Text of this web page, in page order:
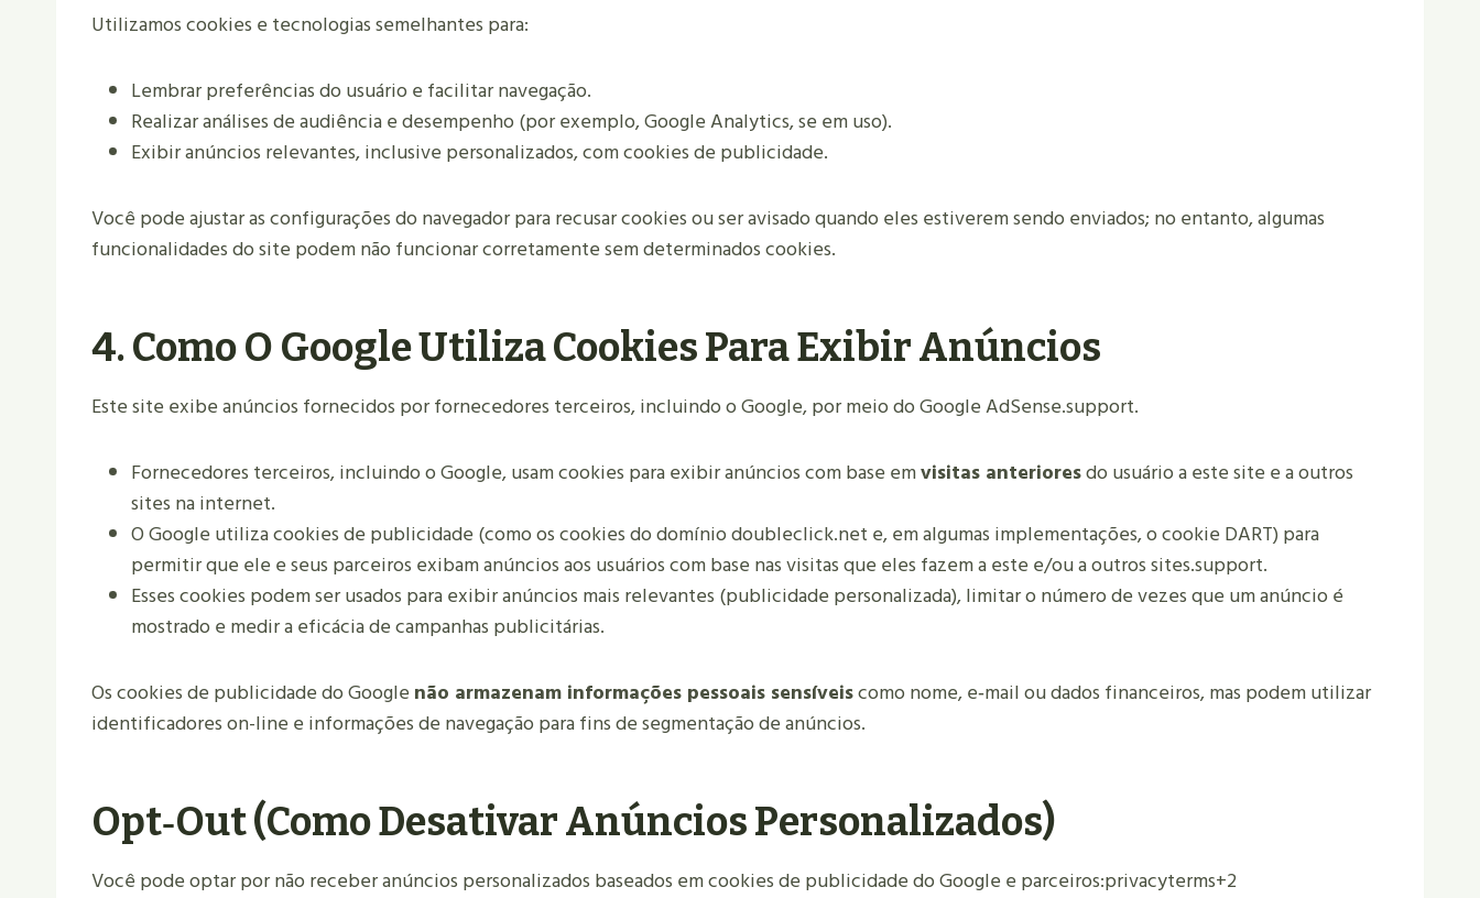
Utilizamos cookies e tecnologias semelhantes para:
Lembrar preferências do usuário e facilitar navegação.
Realizar análises de audiência e desempenho (por exemplo, Google Analytics, se em uso).
Exibir anúncios relevantes, inclusive personalizados, com cookies de publicidade.
Você pode ajustar as configurações do navegador para recusar cookies ou ser avisado quando eles estiverem sendo enviados; no entanto, algumas
funcionalidades do site podem não funcionar corretamente sem determinados cookies.
4. Como O Google Utiliza Cookies Para Exibir Anúncios
Este site exibe anúncios fornecidos por fornecedores terceiros, incluindo o Google, por meio do Google AdSense.support.
Fornecedores terceiros, incluindo o Google, usam cookies para exibir anúncios com base emvisitas anterioresdo usuário a este site e a outros
sites na internet.
O Google utiliza cookies de publicidade (como os cookies do domínio doubleclick.net e, em algumas implementações, o cookie DART) para
permitir que ele e seus parceiros exibam anúncios aos usuários com base nas visitas que eles fazem a este e/ou a outros sites.support.
Esses cookies podem ser usados para exibir anúncios mais relevantes (publicidade personalizada), limitar o número de vezes que um anúncio é
mostrado e medir a eficácia de campanhas publicitárias.
Os cookies de publicidade do Google não armazenam informações pessoais sensíveiscomo nome, e‑mail ou dados financeiros, mas podem utilizar
identificadores on-line e informações de navegação para fins de segmentação de anúncios.
Opt‑out (como Desativar Anúncios Personalizados)
Você pode optar por não receber anúncios personalizados baseados em cookies de publicidade do Google e parceiros:privacyterms+2